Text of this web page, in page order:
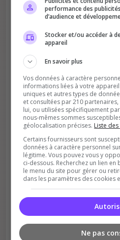
Améliore le
Votre vote aide le
Soutient la
Plus de visibilité =
performance des
d’audience et
Stocker et/ou accéder à
appareil
En savoir plus
Vos données à caractère
informations liées à votre
uniques et autres types de
et consultées par 210
lui, ou utilisées spécifiquement
nous-mêmes sommes
géolocalisation précises. Liste
Certains fournisseurs sont
données à caractère personnel
légitime. Vous pouvez vous y
ci-dessous. Recherchez un lien
le menu du site pour gérer ou
dans les paramètres des cookies
Ne pas